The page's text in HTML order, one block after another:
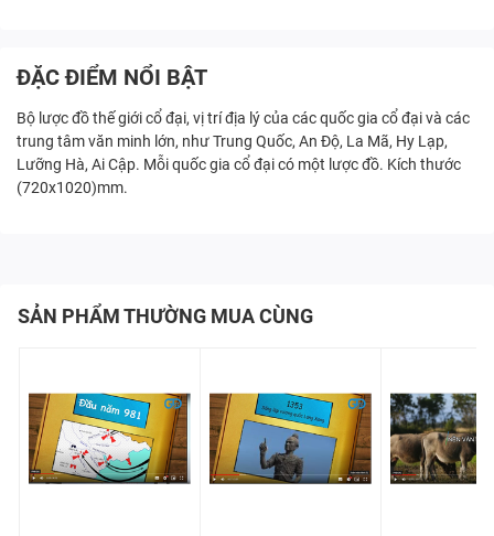
ĐẶC ĐIỂM NỔI BẬT
Bộ lược đồ thế giới cổ đại, vị trí địa lý của các quốc gia cổ đại và các
trung tâm văn minh lớn, như Trung Quốc, An Độ, La Mã, Hy Lạp,
Lưỡng Hà, Ai Cập. Mỗi quốc gia cổ đại có một lược đồ. Kích thước
(720x1020)mm.
SẢN PHẨM THƯỜNG MUA CÙNG